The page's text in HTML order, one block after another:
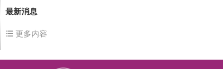
最新消息
更多内容